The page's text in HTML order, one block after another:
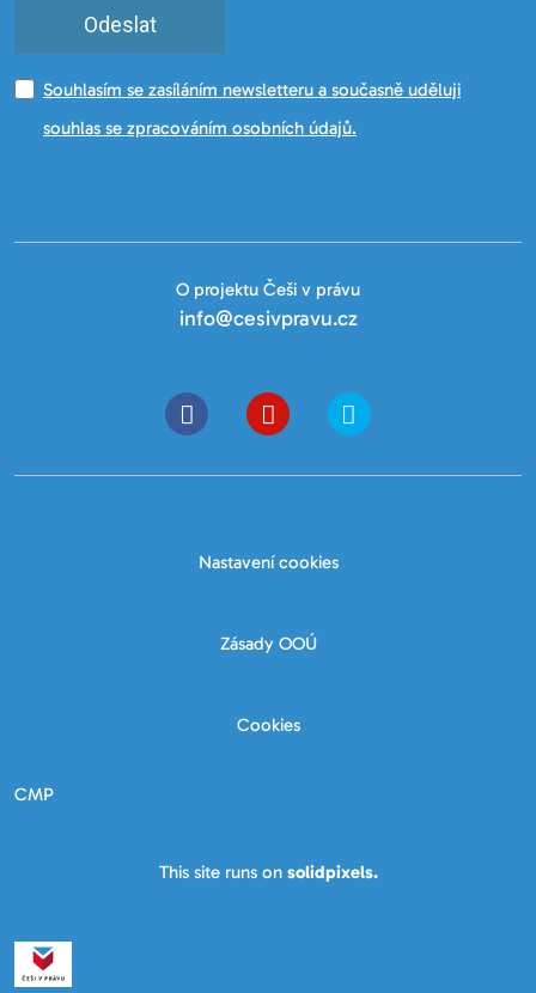
Odeslat
Souhlasím se zasíláním newsletteru a současně uděluji
souhlas se zpracováním osobních údajů.
O projektu Češi v právu
info@cesivpravu.cz
Nastavení cookies
Zásady OOÚ
Cookies
CMP
This site runs on solidpixels.